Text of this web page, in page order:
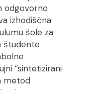
odgovorno
izhodiščna
šole za
študente
“sintetizirani
metod